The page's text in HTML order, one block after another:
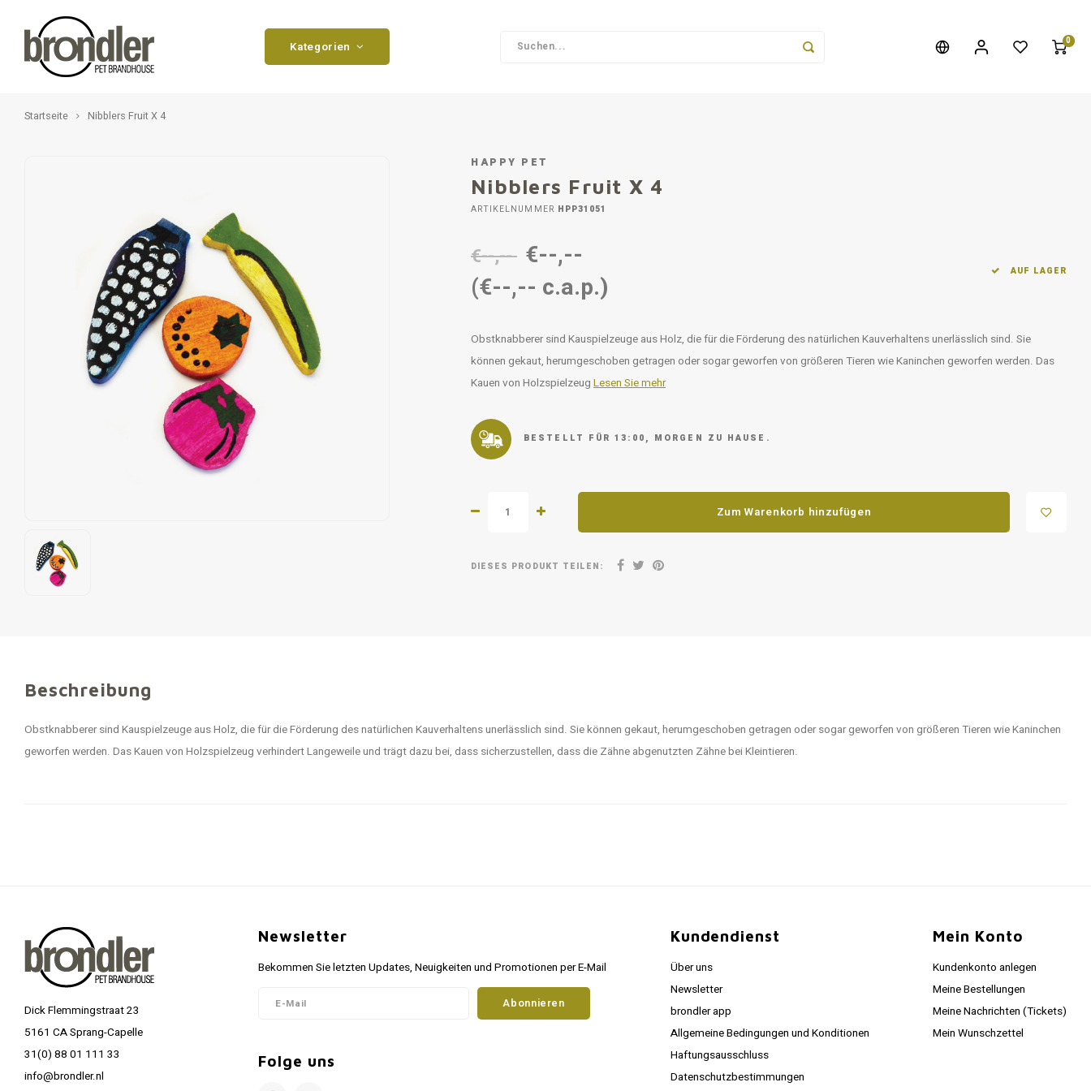
Kategorien 0
Startseite Nibblers Fruit X 4
HAPPY PET
Nibblers Fruit X 4
ARTIKELNUMMER HPP31051
€--,-- €--,--
(€--,-- c.a.p.)
AUF LAGER
Obstknabberer sind Kauspielzeuge aus Holz, die für die Förderung des natürlichen Kauverhaltens unerlässlich sind. Sie
können gekaut, herumgeschoben getragen oder sogar geworfen von größeren Tieren wie Kaninchen geworfen werden. Das
Kauen von Holzspielzeug Lesen Sie mehr
BESTELLT FÜR 13:00, MORGEN ZU HAUSE.
Zum Warenkorb hinzufügen
DIESES PRODUKT TEILEN:
Beschreibung
Obstknabberer sind Kauspielzeuge aus Holz, die für die Förderung des natürlichen Kauverhaltens unerlässlich sind. Sie können gekaut, herumgeschoben getragen oder sogar geworfen von größeren Tieren wie Kaninchen
geworfen werden. Das Kauen von Holzspielzeug verhindert Langeweile und trägt dazu bei, dass sicherzustellen, dass die Zähne abgenutzten Zähne bei Kleintieren.
Dick Flemmingstraat 23
5161 CA Sprang-Capelle
31(0) 88 01 111 33
info@brondler.nl
Newsletter
Bekommen Sie letzten Updates, Neuigkeiten und Promotionen per E-Mail
Abonnieren
Folge uns
Kundendienst
Über uns
Newsletter
brondler app
Allgemeine Bedingungen und Konditionen
Haftungsausschluss
Datenschutzbestimmungen
Mein Konto
Kundenkonto anlegen
Meine Bestellungen
Meine Nachrichten (Tickets)
Mein Wunschzettel